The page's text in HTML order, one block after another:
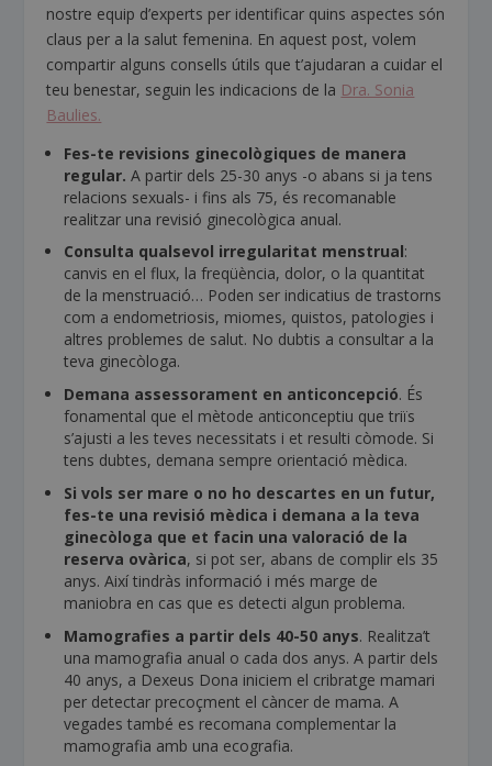
nostre equip d’experts per identificar quins aspectes són
claus per a la salut femenina. En aquest post, volem
compartir alguns consells útils que t’ajudaran a cuidar el
teu benestar, seguin les indicacions de la Dra. Sonia
Baulies.
Fes-te revisions ginecològiques de manera
regular. A partir dels 25-30 anys -o abans si ja tens
relacions sexuals- i fins als 75, és recomanable
realitzar una revisió ginecològica anual.
Consulta qualsevol irregularitat menstrual:
canvis en el flux, la freqüència, dolor, o la quantitat
de la menstruació… Poden ser indicatius de trastorns
com a endometriosis, miomes, quistos, patologies i
altres problemes de salut. No dubtis a consultar a la
teva ginecòloga.
Demana assessorament en anticoncepció. És
fonamental que el mètode anticonceptiu que triïs
s’ajusti a les teves necessitats i et resulti còmode. Si
tens dubtes, demana sempre orientació mèdica.
Si vols ser mare o no ho descartes en un futur,
fes-te una revisió mèdica i demana a la teva
ginecòloga que et facin una valoració de la
reserva ovàrica, si pot ser, abans de complir els 35
anys. Així tindràs informació i més marge de
maniobra en cas que es detecti algun problema.
Mamografies a partir dels 40-50 anys. Realitza’t
una mamografia anual o cada dos anys. A partir dels
40 anys, a Dexeus Dona iniciem el cribratge mamari
per detectar precoçment el càncer de mama. A
vegades també es recomana complementar la
mamografia amb una ecografia.